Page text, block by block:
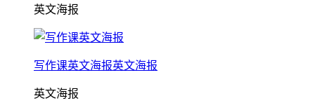
英文海报
写作课英文海报英文海报
英文海报